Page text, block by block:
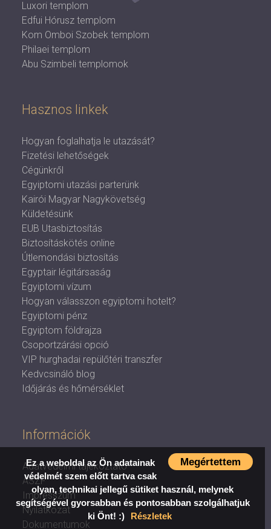
Luxori templom
Edfui Hórusz templom
Kom Omboi Szobek templom
Philaei templom
Abu Szimbeli templomok
Hasznos linkek
Hogyan foglalhatja le utazását?
Fizetési lehetőségek
Cégünkről
Egyiptomi utazási parterünk
Kairói Magyar Nagykövetség
Küldetésünk
EUB Utasbiztosítás
Biztosításkötés online
Útlemondási biztosítás
Egyptair légitársaság
Egyiptomi vízum
Hogyan válasszon egyiptomi hotelt?
Egyiptomi pénz
Egyiptom földrajza
Csoportzárási opció
VIP hurghadai repülőtéri transzfer
Kedvcsináló blog
Időjárás és hőmérséklet
Információk
Adatvédelmi tájékoztató
ÁSZF
Impresszum
Nyilatkozat
Dokumentumok
Megértettem
Ez a weboldal az Ön adatainak
védelmét szem előtt tartva csak
olyan, technikai jellegű sütiket használ, melynek
segítségével gyorsabban és pontosabban szolgálhatjuk
ki Önt! :)
Részletek